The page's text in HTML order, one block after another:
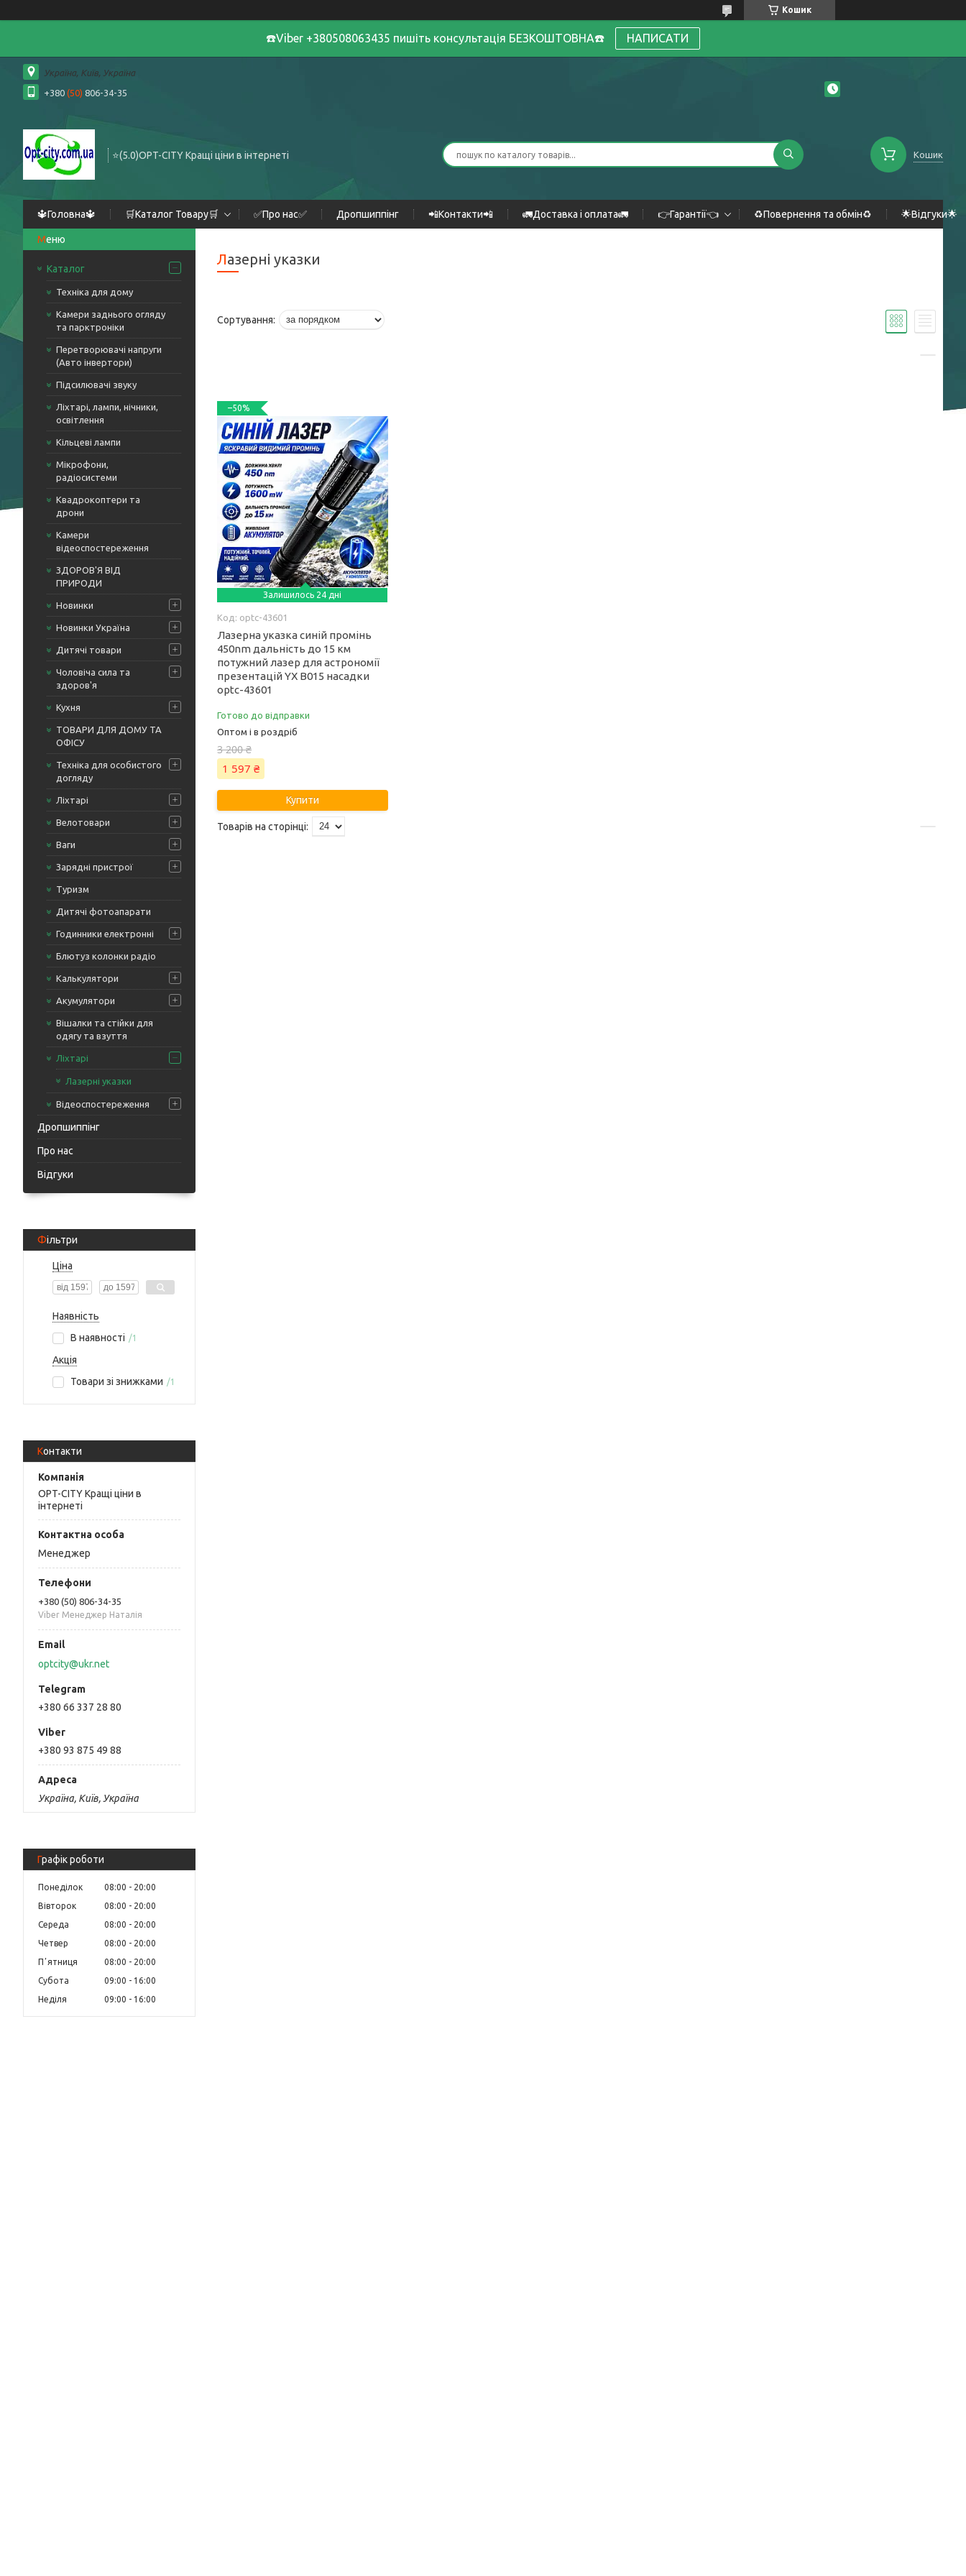
Кошик
☎️Viber +380508063435 пишіть консультація БЕЗКОШТОВНА☎️ НАПИСАТИ
Україна, Київ, Україна
+380 (50) 806-34-35
⭐️(5.0)OPT-CITY Кращі ціни в інтернеті Кошик
🔱Головна🔱 🛒Каталог Товару🛒 ✅Про нас✅ Дропшиппінг 📲Контакти📲 🚛Доставка і оплата🚛 👉Гарантії👈 ♻️Повернення та обмін♻️ 🌟Відгуки🌟
Каталог
Техніка для дому
Камери заднього огляду
та парктроніки
Перетворювачі напруги
(Авто інвертори)
Підсилювачі звуку
Ліхтарі, лампи, нічники,
освітлення
Кільцеві лампи
Мікрофони,
радіосистеми
Квадрокоптери та
дрони
Камери
відеоспостереження
ЗДОРОВ'Я ВІД
ПРИРОДИ
Новинки
Новинки Україна
Дитячі товари
Чоловіча сила та
здоров'я
Кухня
ТОВАРИ ДЛЯ ДОМУ ТА
ОФІСУ
Техніка для особистого
догляду
Ліхтарі
Велотовари
Ваги
Зарядні пристрої
Туризм
Дитячі фотоапарати
Годинники електронні
Блютуз колонки радіо
Калькулятори
Акумулятори
Вішалки та стійки для
одягу та взуття
Ліхтарі
Лазерні указки
Відеоспостереження
Дропшиппінг
Про нас
Відгуки
Фільтри
Ціна
Наявність
В наявності
1
Акція
Товари зі знижками
1
Контакти
OPT-CITY Кращі ціни в
інтернеті
Менеджер
+380 (50) 806-34-35
Viber Менеджер Наталія
optcity@ukr.net
+380 66 337 28 80
+380 93 875 49 88
Україна, Київ, Україна
Графік роботи
Понеділок 08:00
20:00
Вівторок
08:00
20:00
Середа
08:00
20:00
Четвер
08:00
20:00
Пʼятниця
08:00
20:00
Субота
09:00
16:00
Неділя
09:00 16:00
Лазерні указки
–50%
Залишилось 24 дні
optc-43601
Лазерна указка синій промінь
450nm дальність до 15 км
потужний лазер для астрономії
презентацій YX B015 насадки
optc-43601
Готово до відправки
Оптом і в роздріб
3 200 ₴
1 597 ₴
Купити